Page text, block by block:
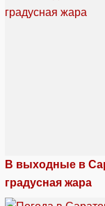
В выходные в
градусная жара